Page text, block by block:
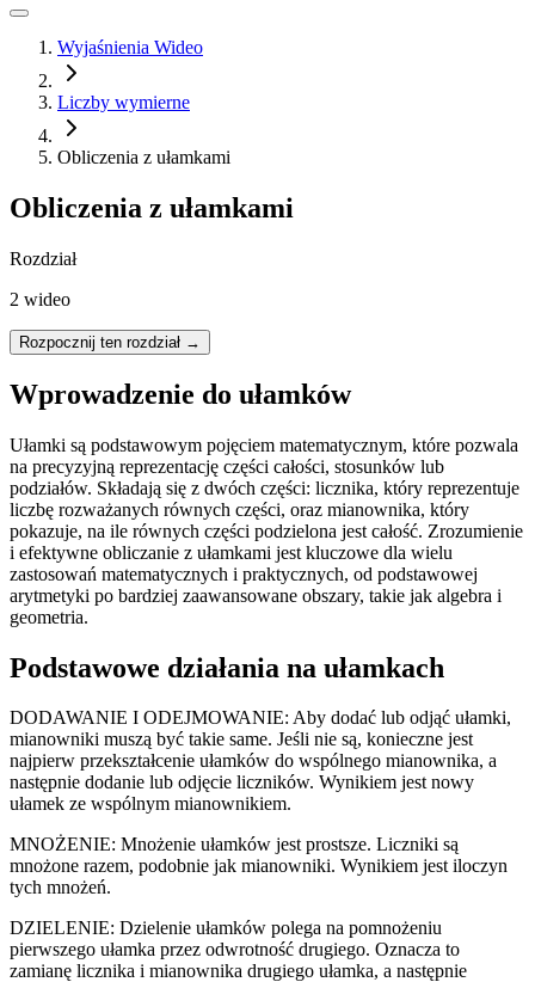
Wyjaśnienia Wideo
Liczby wymierne
Obliczenia z ułamkami
Obliczenia z ułamkami
Rozdział
2 wideo
Rozpocznij ten rozdział →
Wprowadzenie do ułamków
Ułamki są podstawowym pojęciem matematycznym, które pozwala
na precyzyjną reprezentację części całości, stosunków lub
podziałów. Składają się z dwóch części: licznika, który reprezentuje
liczbę rozważanych równych części, oraz mianownika, który
pokazuje, na ile równych części podzielona jest całość. Zrozumienie
i efektywne obliczanie z ułamkami jest kluczowe dla wielu
zastosowań matematycznych i praktycznych, od podstawowej
arytmetyki po bardziej zaawansowane obszary, takie jak algebra i
geometria.
Podstawowe działania na ułamkach
DODAWANIE I ODEJMOWANIE: Aby dodać lub odjąć ułamki,
mianowniki muszą być takie same. Jeśli nie są, konieczne jest
najpierw przekształcenie ułamków do wspólnego mianownika, a
następnie dodanie lub odjęcie liczników. Wynikiem jest nowy
ułamek ze wspólnym mianownikiem.
MNOŻENIE: Mnożenie ułamków jest prostsze. Liczniki są
mnożone razem, podobnie jak mianowniki. Wynikiem jest iloczyn
tych mnożeń.
DZIELENIE: Dzielenie ułamków polega na pomnożeniu
pierwszego ułamka przez odwrotność drugiego. Oznacza to
zamianę licznika i mianownika drugiego ułamka, a następnie